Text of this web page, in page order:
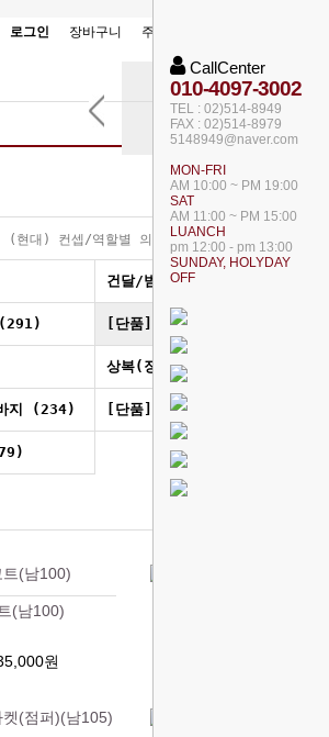
CallCenter
010-4097-3002
TEL : 02)514-8949
FAX : 02)514-8979
5148949@naver.com
MON-FRI
AM 10:00 ~ PM 19:00
SAT
AM 11:00 ~ PM 15:00
LUANCH
pm 12:00 - pm 13:00
SUNDAY, HOLYDAY
OFF
로그인 장바구니 주문조회
갤러리
(현대) 컨셉/역할별 의상 [단품]양복&자켓&점
건달/범인/양아치 (41)
[단품]양복&자켓&점퍼[남]
상복(장례복) (3)
지 (234) [단품]바지 (177)
(남100)
원